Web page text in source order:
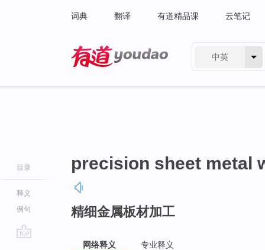
词典 翻译 有道精品课 云笔记
中英
目录
释义
例句
precision sheet metal
精细金属板材加工
网络释义 专业释义